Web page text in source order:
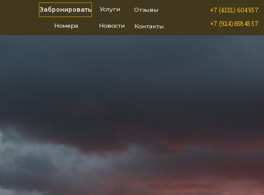
+7 (924) 858 45 57
+7 (4132) 604 557
Отзывы
Услуги
Контакты
Номера
Забронировать
Новости